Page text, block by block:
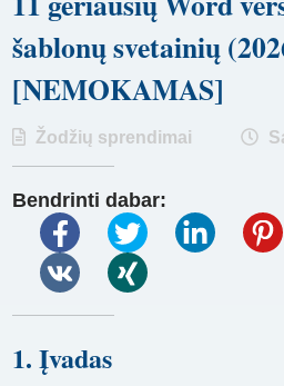
šablonų svetainių
[NEMOKAMAS]
Žodžių sprendimai
Bendrinti dabar:
1. Įvadas